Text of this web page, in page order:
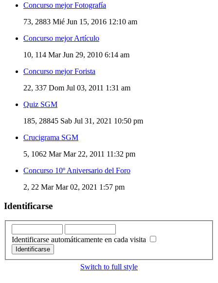
Concurso mejor Fotografía
73, 2883 Mié Jun 15, 2016 12:10 am
Concurso mejor Artículo
10, 114 Mar Jun 29, 2010 6:14 am
Concurso mejor Forista
22, 337 Dom Jul 03, 2011 1:31 am
Quiz SGM
185, 28845 Sab Jul 31, 2021 10:50 pm
Crucigrama SGM
5, 1062 Mar Mar 22, 2011 11:32 pm
Concurso 10º Aniversario del Foro
2, 22 Mar Mar 02, 2021 1:57 pm
Identificarse
Identificarse automáticamente en cada visita
Switch to full style